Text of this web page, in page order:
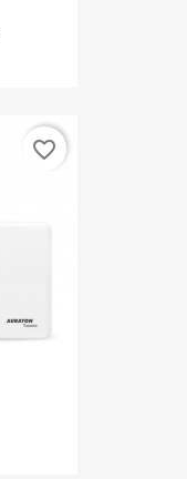
favorite_border